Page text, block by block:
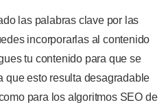
las palabras clave por las
incorporarlas al contenido
tu contenido para que se
que esto resulta desagradable
para los algoritmos SEO de